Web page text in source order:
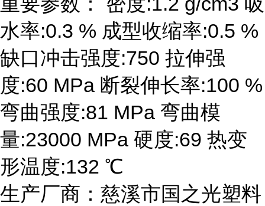
水率:0.3 % 成型收缩率:0.5 %
缺口冲击强度:750 拉伸强
度:60 MPa 断裂伸长率:100 %
弯曲强度:81 MPa 弯曲模
量:23000 MPa 硬度:69 热变
形温度:132 ℃
生产厂商：慈溪市国之光塑料